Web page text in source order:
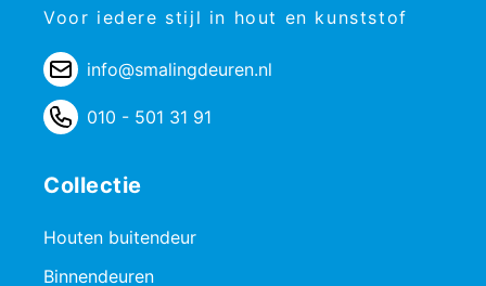
Voor iedere stijl in hout en kunststof
info@smalingdeuren.nl
010 - 501 31 91
Collectie
Houten buitendeur
Binnendeuren